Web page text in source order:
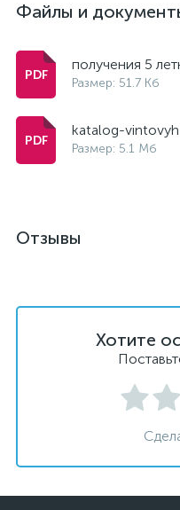
Файлы и
получения 5
Размер: 51.7 Кб
katalog-
Размер: 5.1 Мб
Отзывы
Хотите